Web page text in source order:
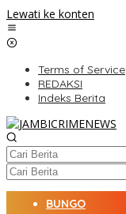
Lewati ke konten
Terms of Service
REDAKSI
Indeks Berita
BUNGO